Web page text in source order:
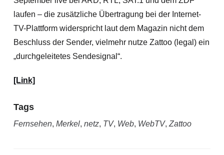
laufen – die zusätzliche Übertragung bei der Internet-
TV-Plattform widerspricht laut dem Magazin nicht dem
Beschluss der Sender, vielmehr nutze Zattoo (legal) ein
„durchgeleitetes Sendesignal“.
[Link]
Tags
Fernsehen, Merkel, netz, TV, Web, WebTV, Zattoo